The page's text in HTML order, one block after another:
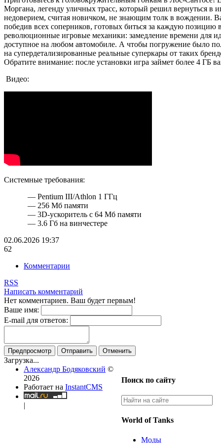
Моргана, легенду уличных трасс, который решил вернуться в
недоверием, считая новичком, не знающим толк в вождении.
победив всех соперников, готовых биться за каждую позицию
революционные игровые механики: замедление времени для
доступное на любом автомобиле. А чтобы погружение было
на супердетализированные реальные суперкары от таких
Обратите внимание: после установки игра займет более 4 ГБ
Видео:
Системные требования:
— Pentium III/Athlon 1 ГГц
— 256 Мб памяти
— 3D-ускоритель с 64 Мб памяти
— 3.6 Гб на винчестере
02.06.2026 19:37
62
Комментарии
RSS
Написать комментарий
Нет комментариев. Ваш будет первым!
Ваше имя:
E-mail для ответов:
Предпросмотр Отправить Отменить
Загрузка...
Поиск по сайту
World of Tanks
Моды
Александр Бодяковский ©
2026
Работает на InstantCMS
|